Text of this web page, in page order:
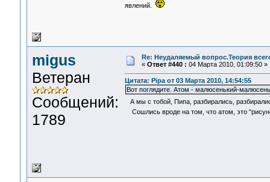
явлений.
migus
Ветеран
Сообщений:
1789
Re: Неудаляемый вопрос.Теория
« Ответ #440 : 04 Марта 2010, 01:09:50 »
Цитата: Pipa от 03 Марта 2010, 14:54:55
Вот поглядите. Атом - малюсенький-
А мы с тобой, Пипа, разбирались,
Сошлись вроде на том, что атом, это